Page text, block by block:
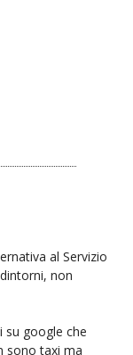
al Servizio
non
su google che
sono taxi ma